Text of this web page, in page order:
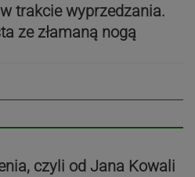
trakcie wyprzedzania.
ze złamaną nogą
czyli od Jana Kowali